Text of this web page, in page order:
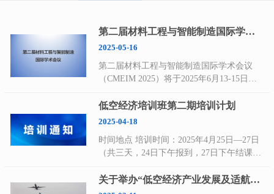
第二届材料工程与智能制造国际学术会议
2025-05-16
第二届材料工程与智能制造国际学术会议
（CMEIM 2025）将于2025年6月13-15日在
程”、“智能制造”等相关最新研究领域，为来
自国内外高等院校、科学研究所、企事业单
分享专业经验，扩大专业网络，面对面交流
新思想以及展示研究成果的国际平台，探讨
方向，以期推动该领域理论、技术在高校和
低空经济培训班第二期培训计划
2025-04-18
时间地点 培训时间：2025年4月25日—27日
（共三天，24日下午报到，27日下午结课）
课程安排 编号 名称 提纲 授课人 4月25日上
午 《民用无人驾驶航空器运行安全管理规
关于举办“低空经济产业发展及适航取证课程培训班”的通知